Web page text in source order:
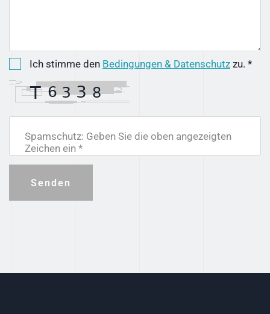
Ich stimme den Bedingungen & Datenschutz zu. *
Spamschutz: Geben Sie die oben angezeigten
Zeichen ein *
Senden